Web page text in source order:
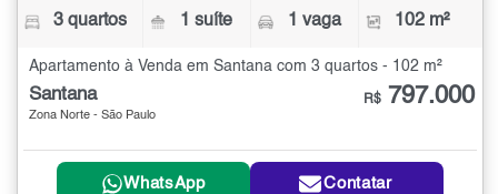
3 quartos 1 suíte 1 vaga 102 m²
Apartamento à Venda em Santana com 3 quartos - 102 m²
Santana
Zona Norte - São Paulo
R$ 797.000
WhatsApp Contatar